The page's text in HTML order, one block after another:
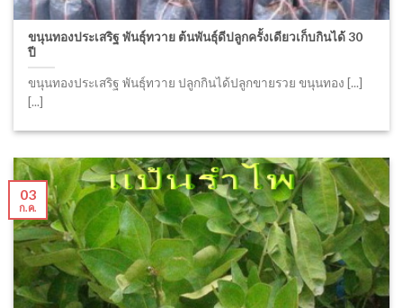
ขนุนทองประเสริฐ พันธุ์ทวาย ต้นพันธุ์ดีปลูกครั้งเดียวเก็บกินได้ 30
ปี
ขนุนทองประเสริฐ พันธุ์ทวาย ปลูกกินได้ปลูกขายรวย ขนุนทอง [...]
[...]
03
ก.ค.